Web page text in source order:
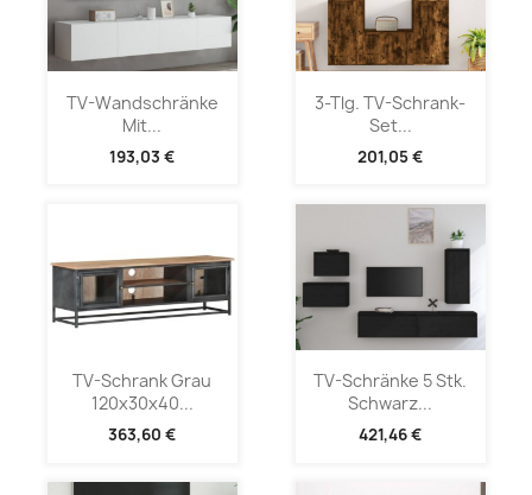
TV-Wandschränke
Mit...
193,03 €
3-Tlg. TV-Schrank-
Set...
201,05 €
TV-Schrank Grau
120x30x40...
363,60 €
TV-Schränke 5 Stk.
Schwarz...
421,46 €